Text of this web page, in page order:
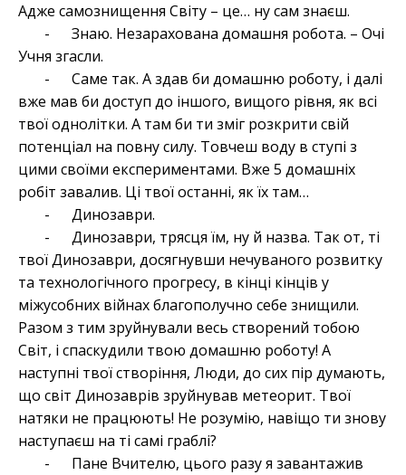
Адже самознищення Світу – це… ну сам знаєш.
- Знаю. Незарахована домашня робота. – Очі
Учня згасли.
- Саме так. А здав би домашню роботу, і далі
вже мав би доступ до іншого, вищого рівня, як всі
твої однолітки. А там би ти зміг розкрити свій
потенціал на повну силу. Товчеш воду в ступі з
цими своїми експериментами. Вже 5 домашніх
робіт завалив. Ці твої останні, як їх там…
- Динозаври.
- Динозаври, трясця їм, ну й назва. Так от, ті
твої Динозаври, досягнувши нечуваного розвитку
та технологічного прогресу, в кінці кінців у
міжусобних війнах благополучно себе знищили.
Разом з тим зруйнували весь створений тобою
Світ, і спаскудили твою домашню роботу! А
наступні твої створіння, Люди, до сих пір думають,
що світ Динозаврів зруйнував метеорит. Твої
натяки не працюють! Не розумію, навіщо ти знову
наступаєш на ті самі граблі?
- Пане Вчителю, цього разу я завантажив